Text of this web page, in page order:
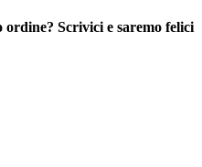
Scrivici e saremo felici